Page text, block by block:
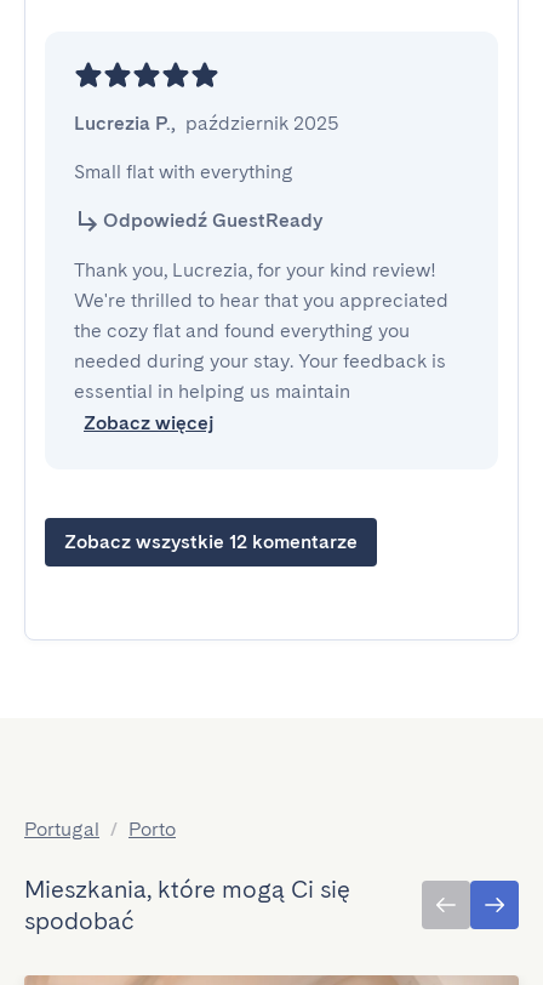
Lucrezia P., październik 2025
Small flat with everything
Odpowiedź GuestReady
Thank you, Lucrezia, for your kind review!
We're thrilled to hear that you appreciated
the cozy flat and found everything you
needed during your stay. Your feedback is
essential in helping us maintain
Zobacz więcej
Zobacz wszystkie 12 komentarze
Portugal / Porto
Mieszkania, które mogą Ci się
spodobać